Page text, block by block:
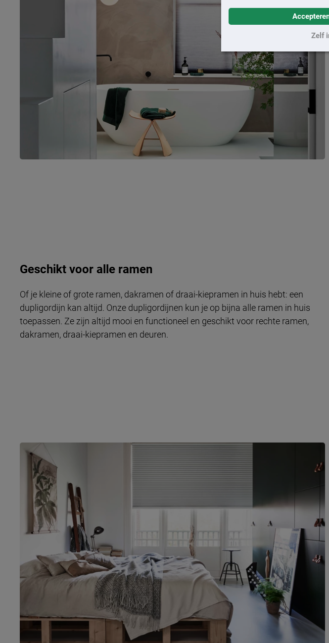
Zelf
Geschikt voor alle ramen
Of je kleine of grote ramen, dakramen of draai-kiepramen in huis hebt: een
dupligordijn kan altijd. Onze dupligordijnen kun je op bijna alle ramen in huis
toepassen. Ze zijn altijd mooi en functioneel en geschikt voor rechte ramen,
dakramen, draai-kiepramen en deuren.